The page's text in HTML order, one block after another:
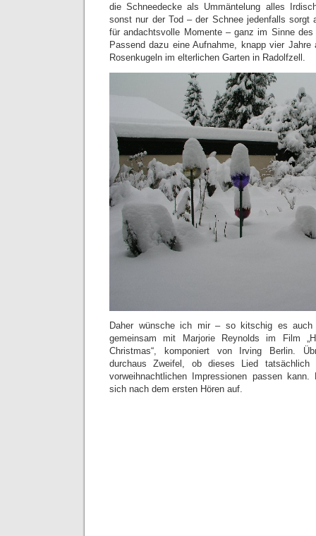
die Schneedecke als Ummäntelung alles
sonst nur der Tod – der Schnee jedenfalls sorgt
für andachtsvolle Momente – ganz im Sinne des
Passend dazu eine Aufnahme, knapp vier
Rosenkugeln im elterlichen Garten in Radolfzell.
Daher wünsche ich mir – so kitschig es
gemeinsam mit Marjorie Reynolds im Film
Christmas“, komponiert von Irving Berlin.
durchaus Zweifel, ob dieses Lied
vorweihnachtlichen Impressionen passen
sich nach dem ersten Hören auf.